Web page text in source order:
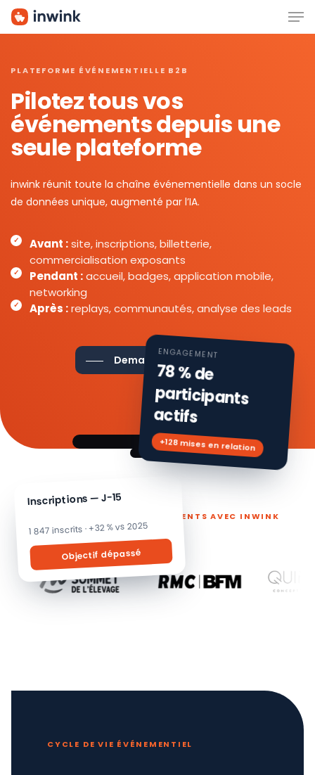
Skip
PLATEFORME ÉVÉNEMENTIELLE B2B
Pilotez tous vos
événements depuis une
seule plateforme
inwink réunit toute la chaîne événementielle dans un socle
de données unique, augmenté par l’IA.
Avant :site, inscriptions, billetterie,
commercialisation exposants
Pendant :accueil, badges, application mobile,
networking
Après :replays, communautés, analyse des leads
Demander une démo
Inscriptions — J-15
1 847 inscrits · +32 % vs 2025
Objectif dépassé
ENGAGEMENT
78 % de
participants
actifs
+128 mises en relation
ILS PILOTENT LEURS ÉVÉNEMENTS AVEC INWINK
CYCLE DE VIE ÉVÉNEMENTIEL